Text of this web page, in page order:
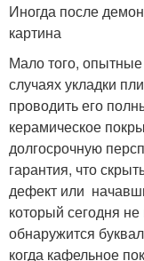
Иногда после
картина
Мало того, опытные
случаях укладки
проводить его
керамическое
долгосрочную
гарантия, что
дефект или
который сегодня
обнаружится
когда кафельное